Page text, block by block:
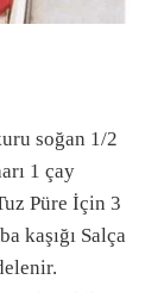
soğan 1/2
1 çay
Püre İçin 3
kaşığı Salça